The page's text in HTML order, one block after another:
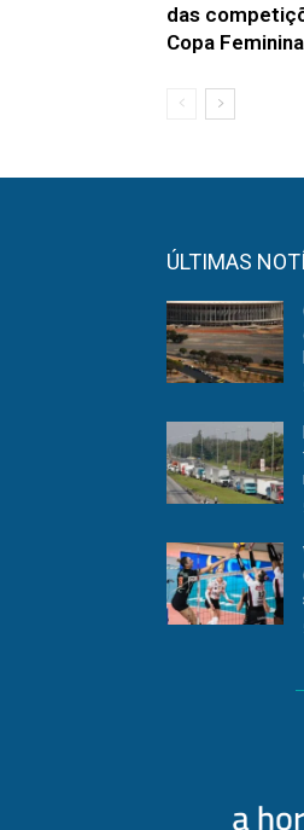
das
Copa
ÚLTIMAS